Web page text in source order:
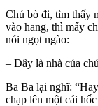
Chú bò đi, tìm thấy
vào hang, thì mấy
nói ngọt ngào:
– Đây là nhà của
Ba Ba lại nghĩ:
chạp lên một cái